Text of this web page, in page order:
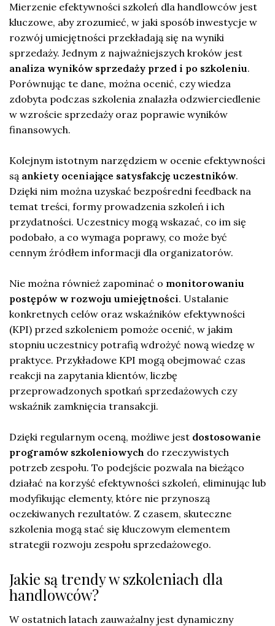
Mierzenie efektywności szkoleń dla handlowców jest
kluczowe, aby zrozumieć, w jaki sposób inwestycje w
rozwój umiejętności przekładają się na wyniki
sprzedaży. Jednym z najważniejszych kroków jest
analiza wyników sprzedaży przed i po szkoleniu.
Porównując te dane, można ocenić, czy wiedza
zdobyta podczas szkolenia znalazła odzwierciedlenie
w wzroście sprzedaży oraz poprawie wyników
finansowych.
Kolejnym istotnym narzędziem w ocenie efektywności
są ankiety oceniające satysfakcję uczestników.
Dzięki nim można uzyskać bezpośredni feedback na
temat treści, formy prowadzenia szkoleń i ich
przydatności. Uczestnicy mogą wskazać, co im się
podobało, a co wymaga poprawy, co może być
cennym źródłem informacji dla organizatorów.
Nie można również zapominać o monitorowaniu
postępów w rozwoju umiejętności. Ustalanie
konkretnych celów oraz wskaźników efektywności
(KPI) przed szkoleniem pomoże ocenić, w jakim
stopniu uczestnicy potrafią wdrożyć nową wiedzę w
praktyce. Przykładowe KPI mogą obejmować czas
reakcji na zapytania klientów, liczbę
przeprowadzonych spotkań sprzedażowych czy
wskaźnik zamknięcia transakcji.
Dzięki regularnym oceną, możliwe jest dostosowanie
programów szkoleniowych do rzeczywistych
potrzeb zespołu. To podejście pozwala na bieżąco
działać na korzyść efektywności szkoleń, eliminując lub
modyfikując elementy, które nie przynoszą
oczekiwanych rezultatów. Z czasem, skuteczne
szkolenia mogą stać się kluczowym elementem
strategii rozwoju zespołu sprzedażowego.
Jakie są trendy w szkoleniach dla
handlowców?
W ostatnich latach zauważalny jest dynamiczny